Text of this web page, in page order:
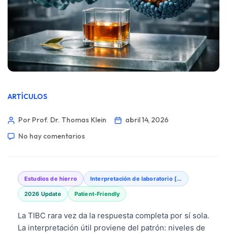
ARTÍCULOS
Por Prof. Dr. Thomas Klein
abril 14, 2026
No hay comentarios
Estudios de hierro Interpretación de laboratorio [...
2026 Update Patient-Friendly
La TIBC rara vez da la respuesta completa por sí sola.
La interpretación útil proviene del patrón: niveles de